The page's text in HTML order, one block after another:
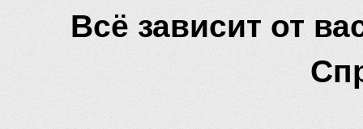
Всё зависит от